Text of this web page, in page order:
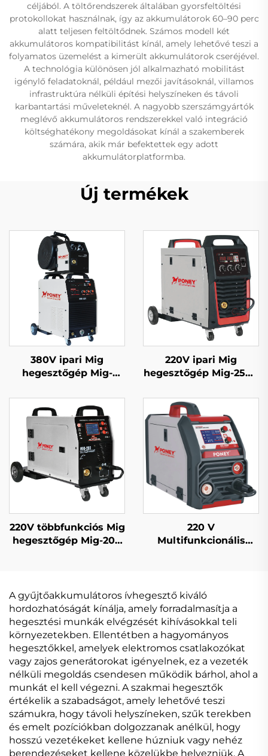
céljából. A töltőrendszerek általában gyorsfeltöltési
protokollokat használnak, így az akkumulátorok 60–90 perc
alatt teljesen feltöltődnek. Számos modell két
akkumulátoros kompatibilitást kínál, amely lehetővé teszi a
folyamatos üzemelést a kimerült akkumulátorok cseréjével.
A technológia különösen jól alkalmazható mobilitást
igénylő feladatoknál, például mezői javításoknál, villamos
infrastruktúra nélküli építési helyszíneken és távoli
karbantartási műveleteknél. A nagyobb szerszámgyártók
meglévő akkumulátoros rendszerekkel való integráció
költséghatékony megoldásokat kínál a szakemberek
számára, akik már befektettek egy adott
akkumulátorplatformba.
Új termékek
380V ipari Mig
hegesztőgép Mig-
huzaladagolóval,
többfunkciós CO2
gázzal védett Mig/Mag
hegesztőgép
220V ipari Mig
hegesztőgép Mig-250R
gázzal védett Mig/Mag
hegesztőgép
220V többfunkciós Mig
hegesztőgép Mig-200
hegesztőgép
220 V
Multifunkcionális
Digitális Szabályozású
Szinkronizált MIG
Hegesztőgép
A gyűjtőakkumulátoros ívhegesztő kiváló
hordozhatóságát kínálja, amely forradalmasítja a
hegesztési munkák elvégzését kihívásokkal teli
környezetekben. Ellentétben a hagyományos
hegesztőkkel, amelyek elektromos csatlakozókat
vagy zajos generátorokat igényelnek, ez a vezeték
nélküli megoldás csendesen működik bárhol, ahol a
munkát el kell végezni. A szakmai hegesztők
értékelik a szabadságot, amely lehetővé teszi
számukra, hogy távoli helyszíneken, szűk terekben
és emelt pozíciókban dolgozzanak anélkül, hogy
hosszú vezetékeket kellene húzniuk vagy nehéz
berendezéseket kellene közelükbe helyezniük. A